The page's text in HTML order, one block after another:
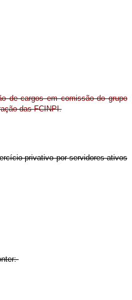
de cargos em comissão do grupo
das FCINPI.
privativo por servidores ativos